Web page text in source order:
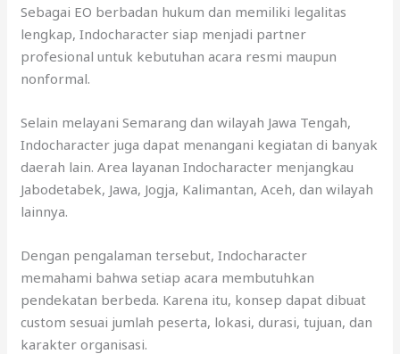
Sebagai EO berbadan hukum dan memiliki legalitas
lengkap, Indocharacter siap menjadi partner
profesional untuk kebutuhan acara resmi maupun
nonformal.
Selain melayani Semarang dan wilayah Jawa Tengah,
Indocharacter juga dapat menangani kegiatan di banyak
daerah lain. Area layanan Indocharacter menjangkau
Jabodetabek, Jawa, Jogja, Kalimantan, Aceh, dan wilayah
lainnya.
Dengan pengalaman tersebut, Indocharacter
memahami bahwa setiap acara membutuhkan
pendekatan berbeda. Karena itu, konsep dapat dibuat
custom sesuai jumlah peserta, lokasi, durasi, tujuan, dan
karakter organisasi.